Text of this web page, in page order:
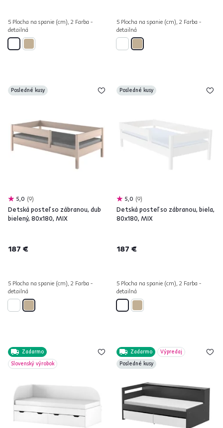
5 Plocha na spanie (cm), 2 Farba -
detailná
5 Plocha na spanie (cm), 2 Farba -
detailná
Posledné kusy
5,0 9
Detská posteľ so zábranou, dub
bielený, 80x180, MIX
187 €
5 Plocha na spanie (cm), 2 Farba -
detailná
Posledné kusy
5,0 9
Detská posteľ so zábranou, biela,
80x180, MIX
187 €
5 Plocha na spanie (cm), 2 Farba -
detailná
Zadarmo
Slovenský výrobok
Zadarmo
Výpredaj
Posledné kusy